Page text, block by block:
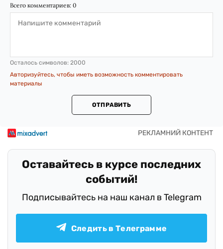
Всего комментариев: 0
Осталось символов: 2000
Авторизуйтесь, чтобы иметь возможность комментировать
материалы
ОТПРАВИТЬ
Оставайтесь в курсе последних
событий!
Подписывайтесь на наш канал в Telegram
Следить в Телеграмме